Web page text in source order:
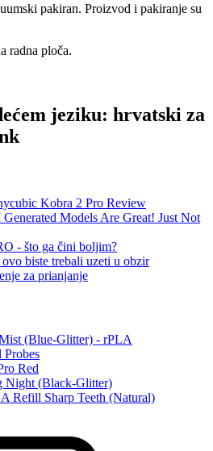
pakiran. Proizvod i pakiranje su
radna ploča.
jeziku: hrvatski za
Kobra 2 Pro Review
Models Are Great! Just Not
- što ga čini boljim?
biste trebali uzeti u obzir
za prianjanje
(Blue-Glitter) - rPLA
Probes
Red
Night (Black-Glitter)
Refill Sharp Teeth (Natural)